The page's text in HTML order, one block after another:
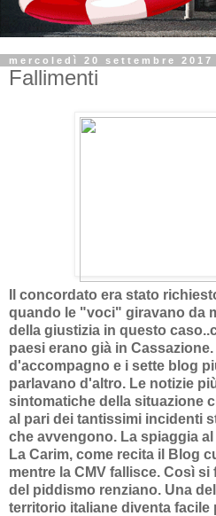
mercoledì 20 settembre 2017
Fallimenti
Il concordato era stato
quando le "voci" giravano da
della giustizia in questo
paesi erano già in
d'accompagno e i sette blog
parlavano d'altro. Le notizie
sintomatiche della situazione
al pari dei tantissimi incidenti
che avvengono. La spiaggia
La Carim, come recita il Blog
mentre la CMV fallisce. Così
del piddismo renziano. Una
territorio italiane diventa facile